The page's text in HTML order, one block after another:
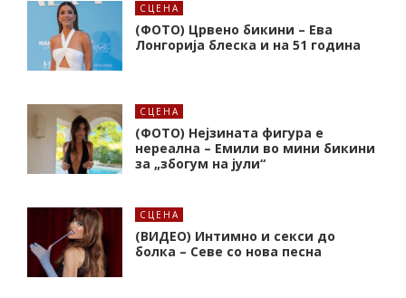
СЦЕНА
(ФОТО) Црвено бикини – Ева
Лонгорија блеска и на 51 година
СЦЕНА
(ФОТО) Нејзината фигура е
нереална – Емили во мини бикини
за „збогум на јули“
СЦЕНА
(ВИДЕО) Интимно и секси до
болка – Севе со нова песна